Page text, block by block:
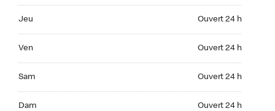
Jeu Ouvert 24 h
Ven Ouvert 24 h
Sam Ouvert 24 h
Dam Ouvert 24 h